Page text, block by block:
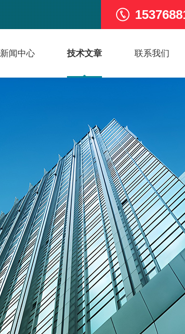
新闻中心 技术文章 联系我们